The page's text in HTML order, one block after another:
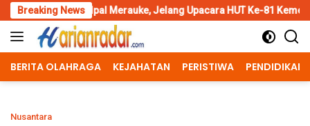
Skip
to
content
Breaking News
Merauke, Jelang Upacara HUT Ke-81 Kemerdekaan RI
BERITA OLAHRAGA KEJAHATAN PERISTIWA PENDIDIKAN
Nusantara